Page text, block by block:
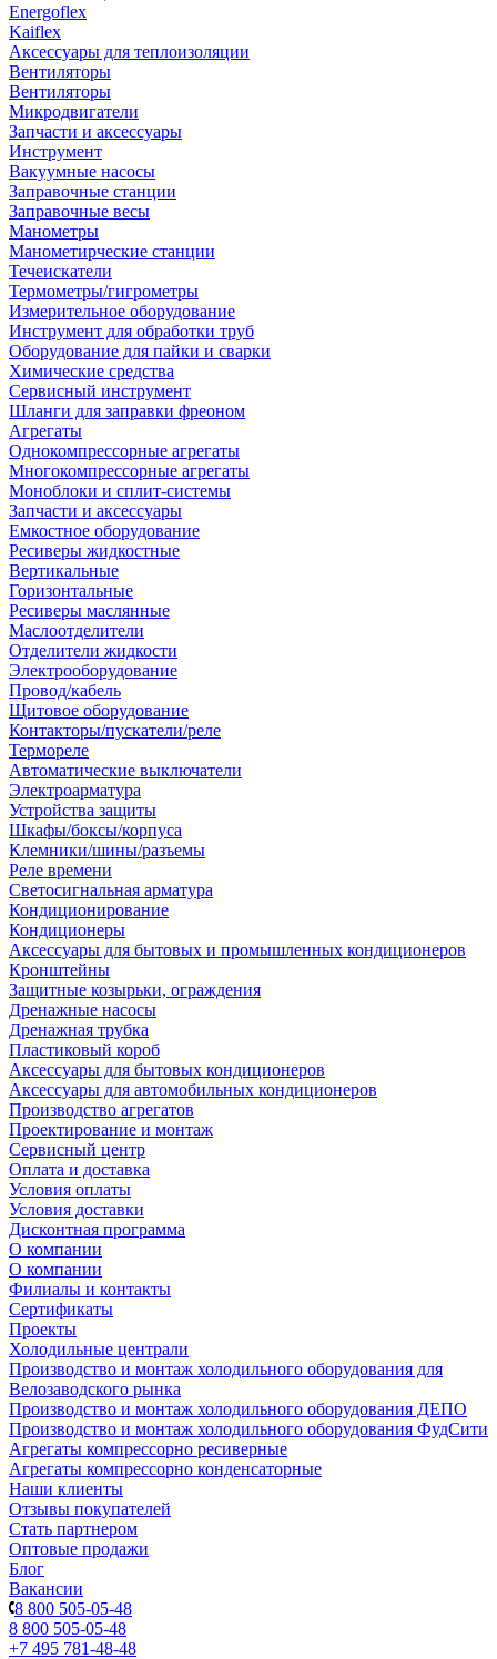
Energoflex
Kaiflex
Аксессуары для теплоизоляции
Вентиляторы
Вентиляторы
Микродвигатели
Запчасти и аксессуары
Инструмент
Вакуумные насосы
Заправочные станции
Заправочные весы
Манометры
Манометирческие станции
Течеискатели
Термометры/гигрометры
Измерительное оборудование
Инструмент для обработки труб
Оборудование для пайки и сварки
Химические средства
Сервисный инструмент
Шланги для заправки фреоном
Агрегаты
Однокомпрессорные агрегаты
Многокомпрессорные агрегаты
Моноблоки и сплит-системы
Запчасти и аксессуары
Емкостное оборудование
Ресиверы жидкостные
Вертикальные
Горизонтальные
Ресиверы маслянные
Маслоотделители
Отделители жидкости
Электрооборудование
Провод/кабель
Щитовое оборудование
Контакторы/пускатели/реле
Термореле
Автоматические выключатели
Электроарматура
Устройства защиты
Шкафы/боксы/корпуса
Клемники/шины/разъемы
Реле времени
Светосигнальная арматура
Кондиционирование
Кондиционеры
Аксессуары для бытовых и промышленных кондиционеров
Кронштейны
Защитные козырьки, ограждения
Дренажные насосы
Дренажная трубка
Пластиковый короб
Аксессуары для бытовых кондиционеров
Аксессуары для автомобильных кондиционеров
Производство агрегатов
Проектирование и монтаж
Сервисный центр
Оплата и доставка
Условия оплаты
Условия доставки
Дисконтная программа
О компании
О компании
Филиалы и контакты
Сертификаты
Проекты
Холодильные централи
Производство и монтаж холодильного оборудования для
Велозаводского рынка
Производство и монтаж холодильного оборудования ДЕПО
Производство и монтаж холодильного оборудования ФудСити
Агрегаты компрессорно ресиверные
Агрегаты компрессорно конденсаторные
Наши клиенты
Отзывы покупателей
Стать партнером
Оптовые продажи
Блог
Вакансии
8 800 505-05-48
8 800 505-05-48
+7 495 781-48-48